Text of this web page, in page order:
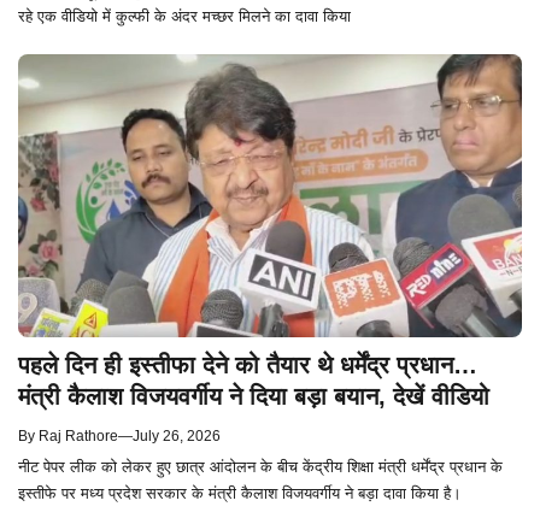
रहे एक वीडियो में कुल्फी के अंदर मच्छर मिलने का दावा किया
पहले दिन ही इस्तीफा देने को तैयार थे धर्मेंद्र प्रधान…
मंत्री कैलाश विजयवर्गीय ने दिया बड़ा बयान, देखें वीडियो
By Raj Rathore—July 26, 2026
नीट पेपर लीक को लेकर हुए छात्र आंदोलन के बीच केंद्रीय शिक्षा मंत्री धर्मेंद्र प्रधान के
इस्तीफे पर मध्य प्रदेश सरकार के मंत्री कैलाश विजयवर्गीय ने बड़ा दावा किया है।